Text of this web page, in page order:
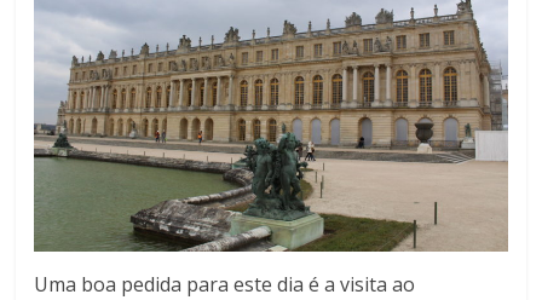
Uma boa pedida para este dia é a visita ao